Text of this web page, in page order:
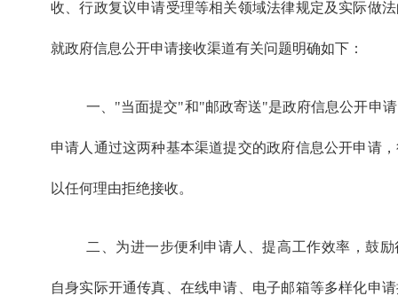
收、行政复议申请受理等相关领域法律规定及实际做
就政府信息公开申请接收渠道有关问题明确如下：
一、"当面提交"和"邮政寄送"是政府信息公开申
申请人通过这两种基本渠道提交的政府信息公开申请
以任何理由拒绝接收。
二、为进一步便利申请人、提高工作效率，鼓
自身实际开通传真、在线申请、电子邮箱等多样化申